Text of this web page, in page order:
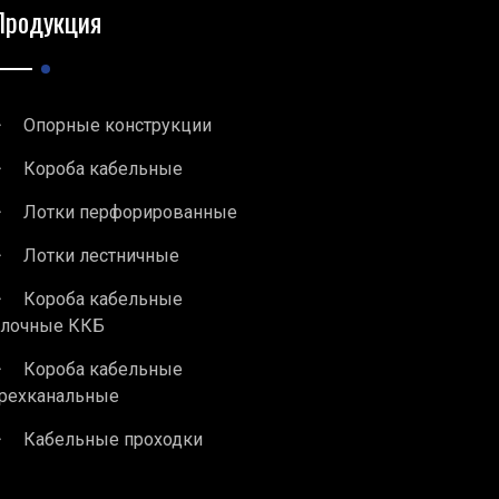
Опорные конструкции
Короба кабельные
Лотки перфорированные
Лотки лестничные
Короба кабельные
ККБ
Короба кабельные
Кабельные проходки